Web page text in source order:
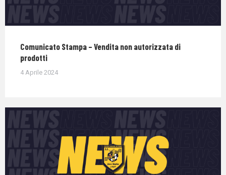
Comunicato Stampa – Vendita non autorizzata di
prodotti
4 Aprile 2024